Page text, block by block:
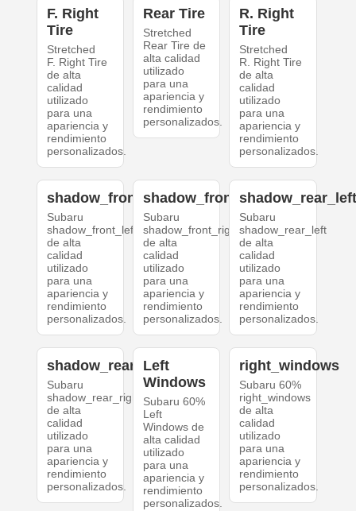
F. Right
Tire
Stretched
F. Right Tire
de alta
calidad
utilizado
para una
apariencia y
rendimiento
personalizados.
Rear Tire
Stretched
Rear Tire de
alta calidad
utilizado
para una
apariencia y
rendimiento
personalizados.
R. Right
Tire
Stretched
R. Right Tire
de alta
calidad
utilizado
para una
apariencia y
rendimiento
personalizados.
shadow_front_left
Subaru
shadow_front_left
de alta
calidad
utilizado
para una
apariencia y
rendimiento
personalizados.
shadow_front_right
Subaru
shadow_front_right
de alta
calidad
utilizado
para una
apariencia y
rendimiento
personalizados.
Subaru
shadow_rear_left
de alta
calidad
utilizado
para una
apariencia y
rendimiento
personalizados.
shadow_rear_right
Subaru
shadow_rear_right
de alta
calidad
utilizado
para una
apariencia y
rendimiento
personalizados.
Left
Windows
Subaru 60%
Left
Windows de
alta calidad
utilizado
para una
apariencia y
rendimiento
personalizados.
right_windows
Subaru 60%
right_windows
de alta
calidad
utilizado
para una
apariencia y
rendimiento
personalizados.